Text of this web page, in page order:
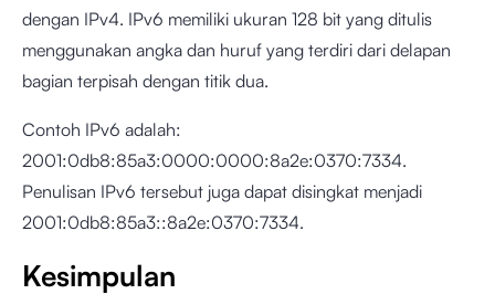
dengan IPv4. IPv6 memiliki ukuran 128 bit yang ditulis
menggunakan angka dan huruf yang terdiri dari delapan
bagian terpisah dengan titik dua.
Contoh IPv6 adalah:
2001:0db8:85a3:0000:0000:8a2e:0370:7334.
Penulisan IPv6 tersebut juga dapat disingkat menjadi
2001:0db8:85a3::8a2e:0370:7334.
Kesimpulan